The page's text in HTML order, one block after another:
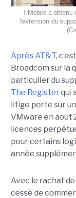
T-Mobile a obtenu
l'extension du
Après AT&T,
Broadcom sur la
particulier du
The Registerqui
litige porte sur
VMware en août
licences
pour certains
année
Avec le rachat
cessé de